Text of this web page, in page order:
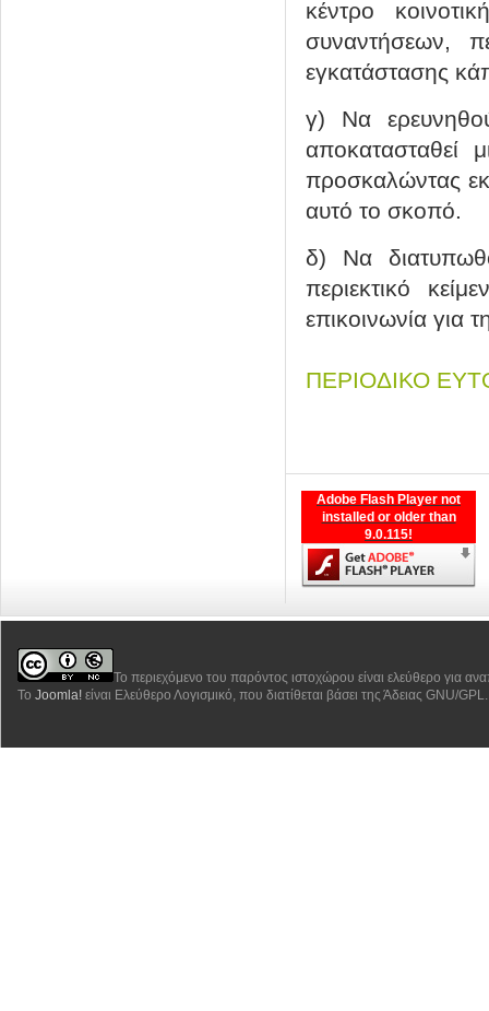
κέντρο
συναντήσεων,
εγκατάστασης
γ) Να
αποκατασταθεί
προσκαλώντας
αυτό το σκοπό.
δ) Να
περιεκτικό
επικοινωνία για
ΠΕΡΙΟΔΙΚΟ
Adobe Flash Player not
installed or older than
9.0.115!
Το περιεχόμενο του παρόντος ιστοχώρου είναι ελεύθερο για
Το Joomla! είναι Ελεύθερο Λογισμικό, που διατίθεται βάσει της Άδειας GNU/